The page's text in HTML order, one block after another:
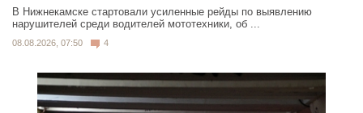
В Нижнекамске стартовали усиленные рейды по выявлению
нарушителей среди водителей мототехники, об ...
08.08.2026, 07:50 4